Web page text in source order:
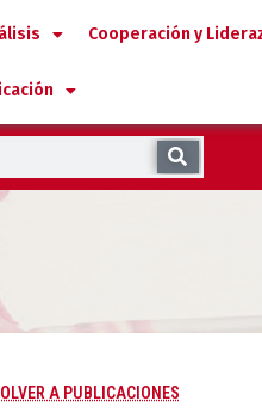
Cooperación y
Carolina 2018-2022
A PUBLICACIONES